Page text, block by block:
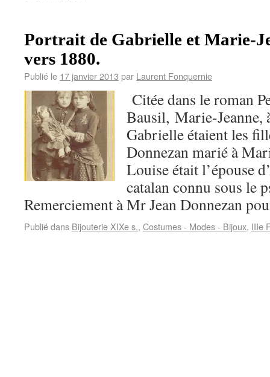
Portrait de Gabrielle et Marie-
vers 1880.
Publié le 17 janvier 2013 par Laurent Fonquernie
Citée dans le roman
Bausil, Marie-Jeanne,
Gabrielle étaient les
Donnezan marié à
Louise était l’épouse
catalan connu sous le
Remerciement à Mr Jean Donnezan
Publié dans Bijouterie XIXe s., Costumes - Modes - Bijoux, IIIe